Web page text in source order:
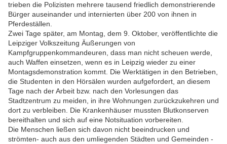
trieben die Polizisten mehrere tausend friedlich demonstrierende
Bürger auseinander und internierten über 200 von ihnen in
Pferdeställen.
Zwei Tage später, am Montag, dem 9. Oktober, veröffentlichte die
Leipziger Volkszeitung Äußerungen von
Kampfgruppenkommandeuren, dass man nicht scheuen werde,
auch Waffen einsetzen, wenn es in Leipzig wieder zu einer
Montagsdemonstration kommt. Die Werktätigen in den Betrieben,
die Studenten in den Hörsälen wurden aufgefordert, an diesem
Tage nach der Arbeit bzw. nach den Vorlesungen das
Stadtzentrum zu meiden, in ihre Wohnungen zurückzukehren und
dort zu verbleiben. Die Krankenhäuser mussten Blutkonserven
bereithalten und sich auf eine Notsituation vorbereiten.
Die Menschen ließen sich davon nicht beeindrucken und
strömten- auch aus den umliegenden Städten und Gemeinden -